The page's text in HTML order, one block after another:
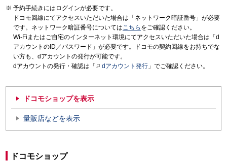
予約手続きにはログインが必要です。
ドコモ回線にてアクセスいただいた場合は「ネットワーク暗証番号」が必要
です。ネットワーク暗証番号についてはこちら をご確認ください。
Wi-Fiまたはご自宅のインターネット環境にてアクセスいただいた場合は「d
アカウントのID／パスワード」が必要です。ドコモの契約回線をお持ちでな
い方も、dアカウントの発行が可能です。
dアカウントの発行・確認は「
dアカウント発行 」でご確認ください。
ドコモショップを表示
量販店などを表示
ドコモショップ